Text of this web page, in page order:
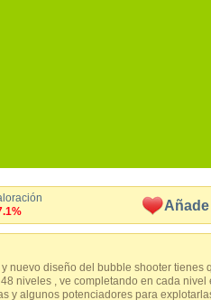
nuevo diseño del bubble shooter
niveles , ve completando en cada
y algunos potenciadores para